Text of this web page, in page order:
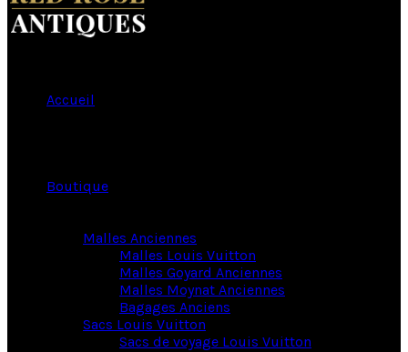
Accueil
Boutique
Malles Anciennes
Malles Louis Vuitton
Malles Goyard Anciennes
Malles Moynat Anciennes
Bagages Anciens
Sacs Louis Vuitton
Sacs de voyage Louis Vuitton